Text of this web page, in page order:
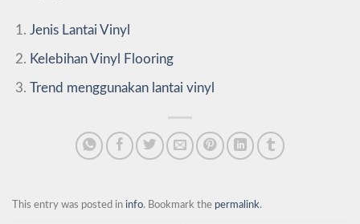
Jenis Lantai Vinyl
Kelebihan Vinyl Flooring
Trend menggunakan lantai vinyl
This entry was posted in info. Bookmark the permalink.